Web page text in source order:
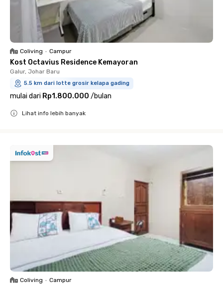
Coliving • Campur
Kost Octavius Residence Kemayoran
Galur, Johar Baru
5.5 km dari lotte grosir kelapa gading
mulai dari Rp1.800.000 /bulan
Lihat info lebih banyak
Coliving • Campur